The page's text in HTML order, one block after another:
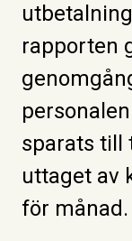
rapporten
sparats till
uttaget av
för månad.